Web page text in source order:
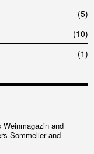
5
10
1
and
Sommelier and